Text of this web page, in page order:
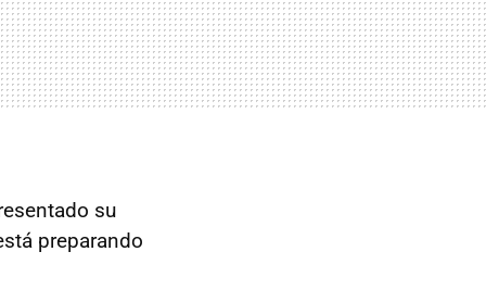
su
preparando